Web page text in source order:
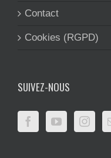
Contact
Cookies (RGPD)
SUIVEZ-NOUS